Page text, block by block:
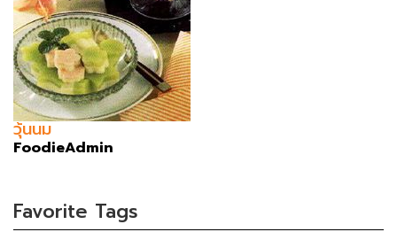
วุ้นนม
FoodieAdmin
Favorite Tags